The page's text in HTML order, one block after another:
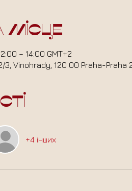
місце
– 14:00 GMT+2
Vinohrady, 120 00 Praha-Praha
+4 інших